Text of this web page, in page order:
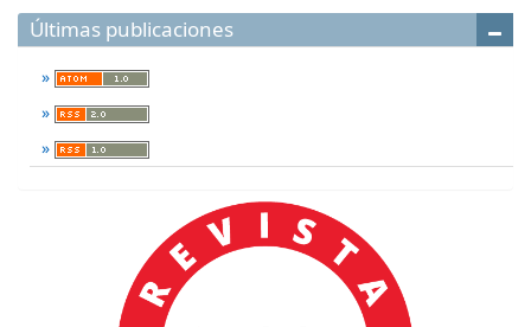
Últimas publicaciones